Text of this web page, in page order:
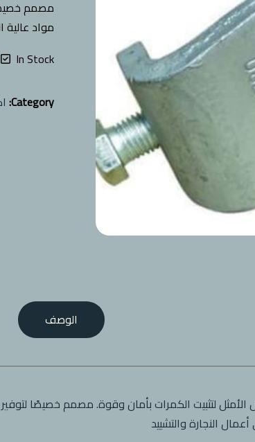
مصمم
مواد عالية
In Stock
Category:
الوصف
لتثبيت الكمرات بأمان وقوة. مصمم خصيصًا
النجارة والتشييد